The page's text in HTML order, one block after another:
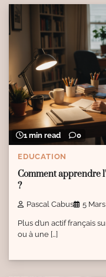
1 min read 0
EDUCATION
Comment apprendre
?
Pascal Cabus 5
Plus d’un actif français
ou à une […]